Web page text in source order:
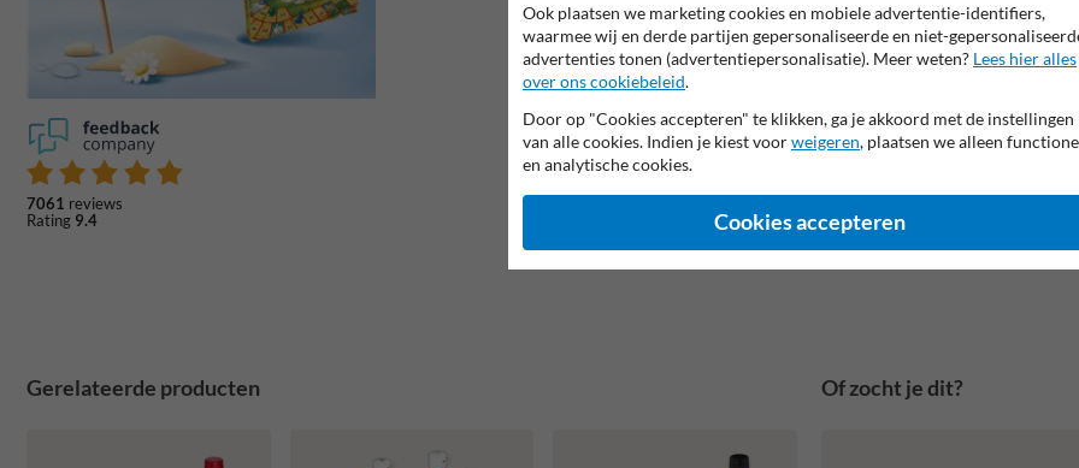
7061 reviews
Rating 9.4
Gerelateerde producten Of zocht je dit?
Ook plaatsen we marketing cookies en mobiele advertentie-identifiers,
waarmee wij en derde partijen gepersonaliseerde en niet-
advertenties tonen (advertentiepersonalisatie). Meer weten? Lees hier alles
over ons cookiebeleid.
Door op "Cookies accepteren" te klikken, ga je akkoord met de instellingen
van alle cookies. Indien je kiest voorweigeren, plaatsen we alleen
en analytische cookies.
Cookies accepteren